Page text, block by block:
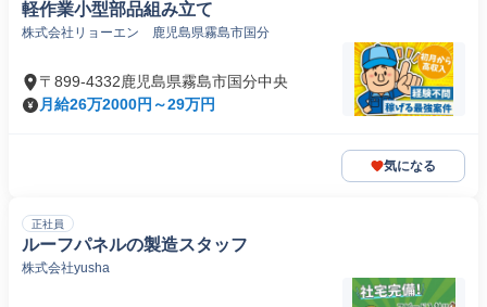
軽作業小型部品組み立て
株式会社リョーエン 鹿児島県霧島市国分
〒899-4332鹿児島県霧島市国分中央
月給26万2000円～29万円
気になる
正社員
ルーフパネルの製造スタッフ
株式会社yusha